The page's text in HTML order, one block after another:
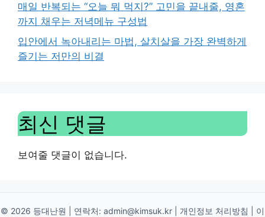
매일 반복되는 “오늘 뭐 먹지?” 고민을 끝내줄, 영혼
까지 채우는 저녁메뉴 구성법
입안에서 녹아내리는 마법, 살치살을 가장 완벽하게
즐기는 저만의 비결
최신 댓글
보여줄 댓글이 없습니다.
© 2026 등대난원 | 연락처: admin@kimsuk.kr 개인정보 처리방침 이